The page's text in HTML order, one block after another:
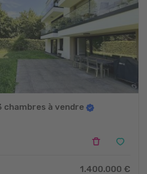
à vendre
1.400.000 €